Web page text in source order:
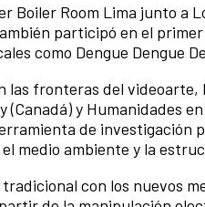
Boiler Room Lima junto a
participó en el
como Dengue Dengue
las fronteras del
y Humanidades
de investigación
medio ambiente y la
con los nuevos